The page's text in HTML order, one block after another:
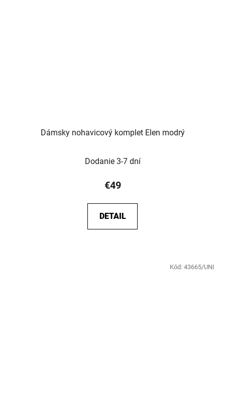
Dámsky nohavicový komplet Elen modrý
Dodanie 3-7 dní
€49
DETAIL
Kód: 43665/UNI